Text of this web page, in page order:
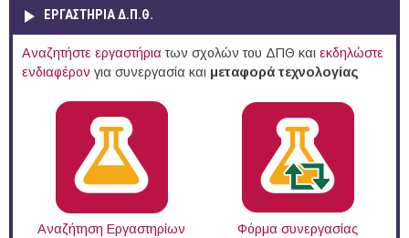
ΕΡΓΑΣΤΗΡΙΑ Δ.Π.Θ.
Αναζητήστε εργαστήρια των σχολών του ΔΠΘ και εκδηλώστε
ενδιαφέρον για συνεργασία και μεταφορά τεχνολογίας
Αναζήτηση Εργαστηρίων Φόρμα συνεργασίας